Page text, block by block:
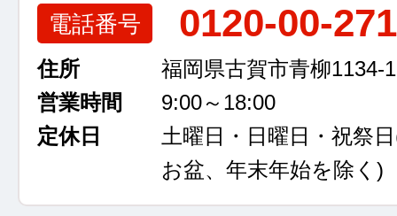
電話番号 0120-00-
住所
福岡県古賀市青柳1134-1
営業時間
9:00～18:00
定休日
土曜日・日曜日・祝祭日
お盆、年末年始を除く)